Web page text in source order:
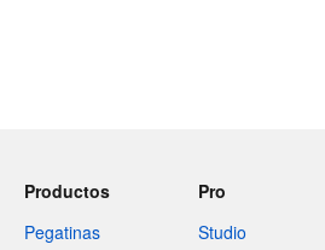
Productos
Pegatinas
Pro
Studio